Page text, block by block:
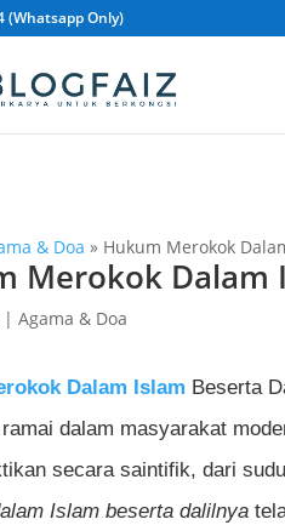
(Whatsapp Only)
& Doa » Hukum Merokok
Merokok Dalam
|Agama & Doa
Dalam Islam Beserta
dalam masyarakat
secara saintifik, dari
Islam beserta dalilnya